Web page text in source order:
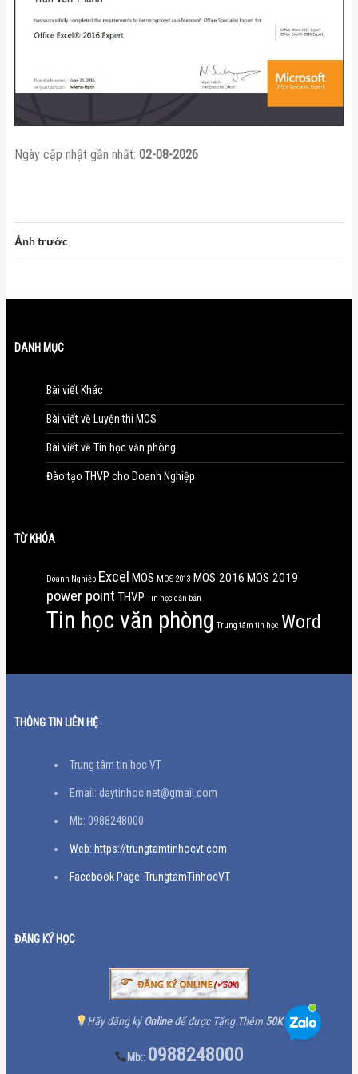
Ngày cập nhật gần nhất: 02-08-2026
Ảnh trước
DANH MỤC
Bài viết Khác
Bài viết về Luyện thi MOS
Bài viết về Tin học văn phòng
Đào tạo THVP cho Doanh Nghiệp
TỪ KHÓA
Doanh Nghiệp Excel MOS MOS 2013 MOS 2016 MOS 2019
power point THVP Tin học căn bản
Tin học văn phòng Trung tâm tin học Word
THÔNG TIN LIÊN HỆ
Trung tâm tin học VT
Email: daytinhoc.net@gmail.com
Mb: 0988248000
Web: https://trungtamtinhocvt.com
Facebook Page: TrungtamTinhocVT
ĐĂNG KÝ HỌC
Hãy đăng kýOnlineđể được Tặng Thêm 50K
Mb:: 0988248000